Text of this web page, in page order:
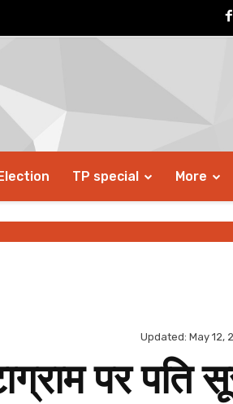
TP special More
Updated: May 12,
पर पति